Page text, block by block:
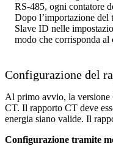
RS-485, ogni contatore
Dopo l’importazione del
Slave ID nelle
modo che corrisponda al
Configurazione del
Al primo avvio, la
CT. Il rapporto CT deve
energia siano valide. Il
Configurazione tramite